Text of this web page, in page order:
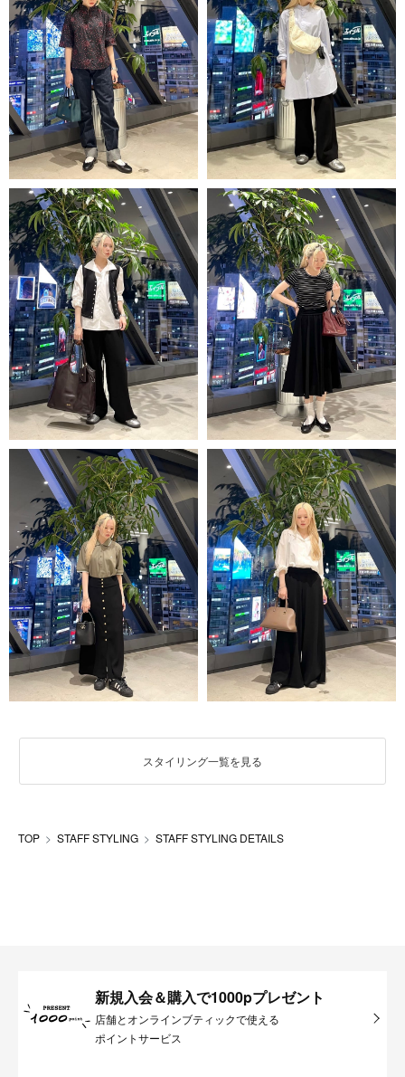
スタイリング一覧を見る
TOP STAFF STYLING STAFF STYLING DETAILS
新規入会＆購入で1000pプレゼント
店舗とオンラインブティックで使える
ポイントサービス